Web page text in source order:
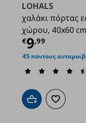
€ 12,99
LOHALS
χαλάκι πόρτας
χώρου, 40x60 cm
€9,99
45 πόντους
Προσθήκη στοΠροσθήκη